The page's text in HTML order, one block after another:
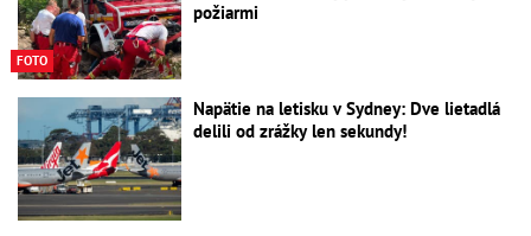
FOTO
požiarmi
Napätie na letisku v Sydney: Dve lietadlá
delili od zrážky len sekundy!